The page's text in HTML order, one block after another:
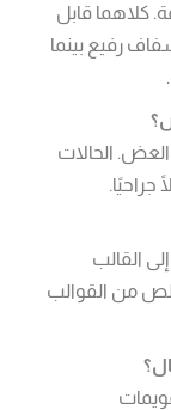
كلاهما قابل
رفيع بينما
الحالات
جراحيًا.
القالب
من القوالب